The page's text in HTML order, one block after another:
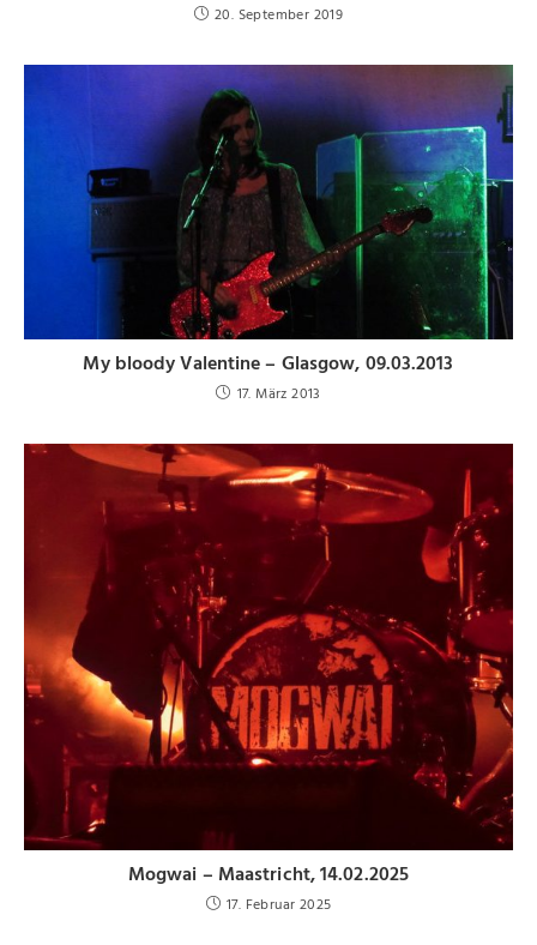
20. September 2019
My bloody Valentine – Glasgow, 09.03.2013
17. März 2013
Mogwai – Maastricht, 14.02.2025
17. Februar 2025